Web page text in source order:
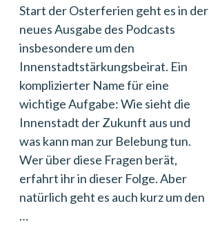
Start der Osterferien geht es in der
neues Ausgabe des Podcasts
insbesondere um den
Innenstadtstärkungsbeirat. Ein
komplizierter Name für eine
wichtige Aufgabe: Wie sieht die
Innenstadt der Zukunft aus und
was kann man zur Belebung tun.
Wer über diese Fragen berät,
erfahrt ihr in dieser Folge. Aber
natürlich geht es auch kurz um den
…